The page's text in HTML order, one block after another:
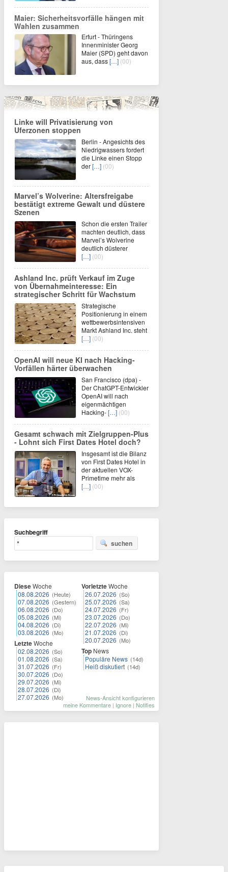
Maier: Sicherheitsvorfälle hängen mit
Wahlen zusammen
Erfurt - Thüringens
Innenminister Georg
Maier (SPD) geht davon
aus, dass[…] (00)
Linke will Privatisierung von
Uferzonen stoppen
Berlin - Angesichts des
Niedrigwassers fordert
die Linke einen Stopp
der[…] (00)
Marvel’s Wolverine: Altersfreigabe
bestätigt extreme Gewalt und düstere
Szenen
Schon die ersten Trailer
machten deutlich, dass
Marvel’s Wolverine
deutlich düsterer
[…] (00)
Ashland Inc. prüft Verkauf im Zuge
von Übernahmeinteresse: Ein
strategischer Schritt für Wachstum
Strategische
Positionierung in einem
wettbewerbsintensiven
Markt Ashland Inc. steht
[…] (00)
OpenAI will neue KI nach Hacking-
Vorfällen härter überwachen
San Francisco (dpa) -
Der ChatGPT-Entwickler
OpenAI will nach
eigenmächtigen
Hacking-[…] (00)
Gesamt schwach mit Zielgruppen-Plus
- Lohnt sich First Dates Hotel doch?
Insgesamt ist die Bilanz
von First Dates Hotel in
der aktuellen VOX-
Primetime mehr als
[…] (00)
Suchbegriff
suchen
DieseWoche
08.08.2026 (Heute)
07.08.2026 (Gestern)
06.08.2026 (Do)
05.08.2026 (Mi)
04.08.2026 (Di)
03.08.2026 (Mo)
LetzteWoche
02.08.2026 (So)
01.08.2026 (Sa)
31.07.2026 (Fr)
30.07.2026 (Do)
29.07.2026 (Mi)
28.07.2026 (Di)
27.07.2026 (Mo)
VorletzteWoche
26.07.2026 (So)
25.07.2026 (Sa)
24.07.2026 (Fr)
23.07.2026 (Do)
22.07.2026 (Mi)
21.07.2026 (Di)
20.07.2026 (Mo)
Top News
Populäre News (14d)
Heiß diskutiert (14d)
News-Ansicht konfigurieren
meine Kommentare | Ignore | Notifies